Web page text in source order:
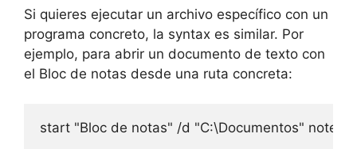
Si quieres ejecutar un archivo específico con un
programa concreto, la syntax es similar. Por
ejemplo, para abrir un documento de texto con
el Bloc de notas desde una ruta concreta:
start "Bloc de notas" /d "C:\Documentos"